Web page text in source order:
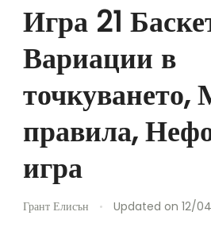
Игра 21
Вариации в
точкуването,
правила,
игра
Грант Елисън Updated on 12/